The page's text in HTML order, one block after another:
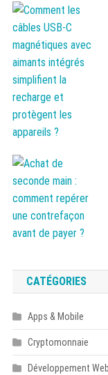
CATÉGORIES
Apps & Mobile
Cryptomonnaie
Développement Web